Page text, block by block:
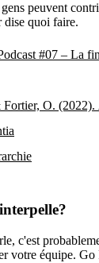
peuvent
dise quoi faire.
#07 – La
O. (2022).
c'est
votre équipe. Go